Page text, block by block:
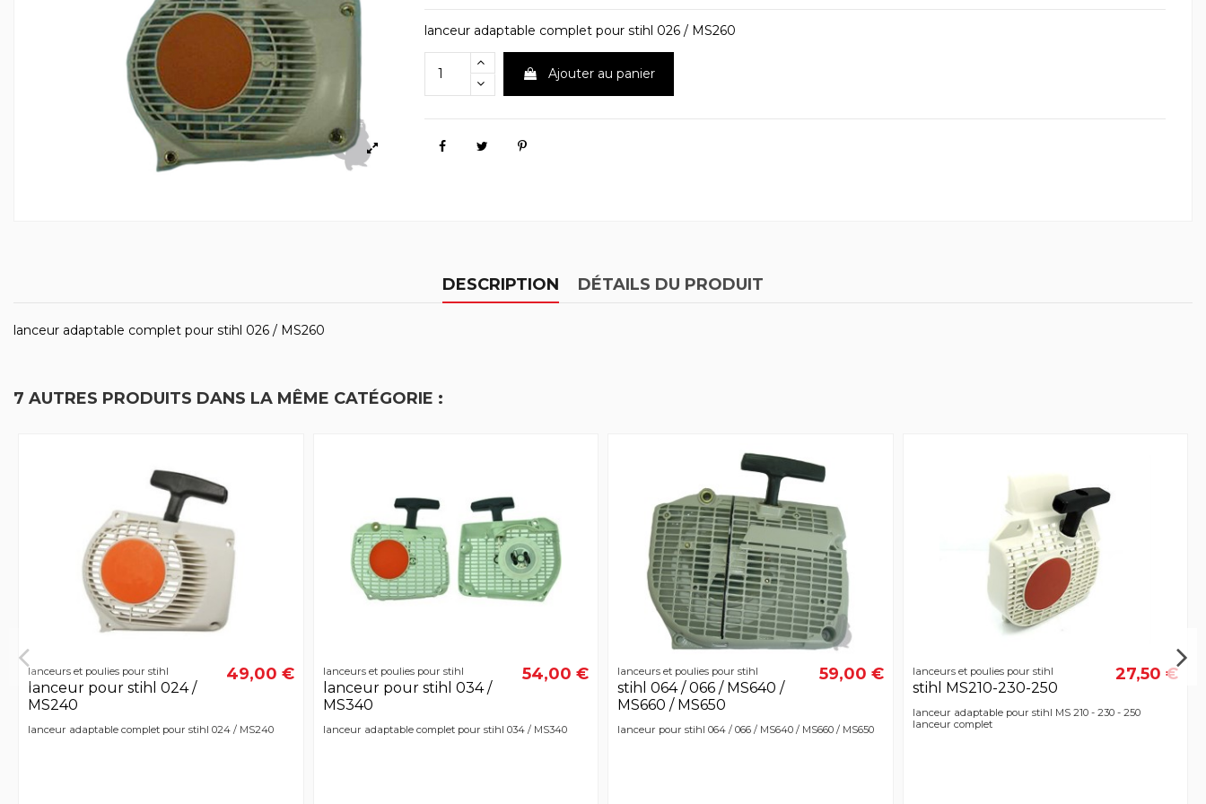
lanceur adaptable complet pour stihl 026 / MS260
Ajouter au panier
DESCRIPTION DÉTAILS DU PRODUIT
lanceur adaptable complet pour stihl 026 / MS260
7 AUTRES PRODUITS DANS LA MÊME CATÉGORIE :
lanceurs et poulies pour stihl
lanceur pour stihl 024 /
MS240
49,00 €
lanceur adaptable complet pour stihl 024 / MS240
lanceurs et poulies pour stihl
lanceur pour stihl 034 /
MS340
54,00 €
lanceur adaptable complet pour stihl 034 / MS340
lanceurs et poulies pour stihl
stihl 064 / 066 / MS640 /
MS660 / MS650
59,00 €
lanceur pour stihl 064 / 066 / MS640 / MS660 / MS650
lanceurs et poulies pour stihl
stihl MS210-230-250
27,50 €
lanceur adaptable pour stihl MS 210 - 230 - 250
lanceur complet